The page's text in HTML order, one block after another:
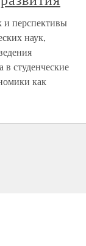
и перспективы
наук,
студенческие
как